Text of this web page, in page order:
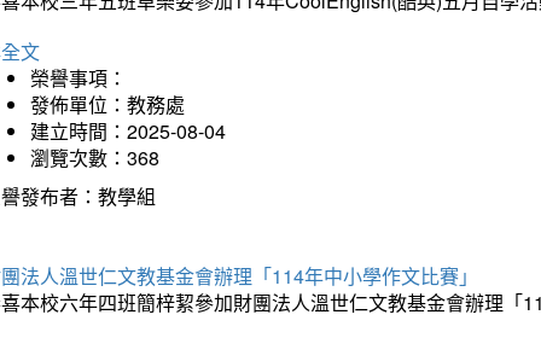
文
榮譽事項：
發佈單位：教務處
建立時間：2025-08-04
瀏覽次數：368
發布者：教學組
法人溫世仁文教基金會辦理「114年中小學作文比賽」
本校六年四班簡梓絜參加財團法人溫世仁文教基金會辦理「